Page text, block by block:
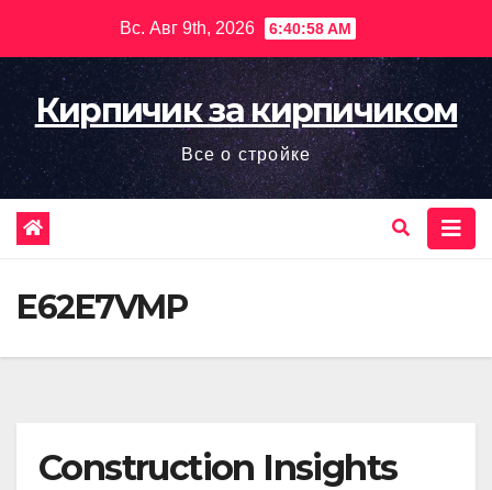
содержимому
Вс. Авг 9th, 2026 6:41:00 AM
Кирпичик за кирпичиком
Все о стройке
E62E7VMP
Construction Insights